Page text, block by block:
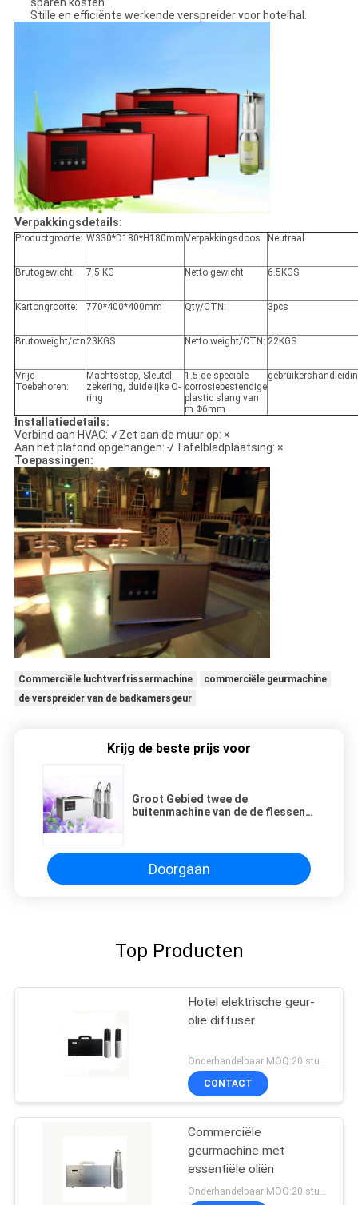
sparen kosten
Stille en efficiënte werkende verspreider voor hotelhal.
Verpakkingsdetails:
Productgrootte: W330*D180*H180mmVerpakkingsdoos Neutraal
Brutogewicht 7,5 KG Netto gewicht 6.5KGS
Kartongrootte: 770*400*400mm Qty/CTN: 3pcs
Brutoweight/ctn 23KGS Netto weight/CTN: 22KGS
Vrije
Toebehoren:
Machtsstop, Sleutel,
zekering, duidelijke O-
ring
1.5 de speciale
corrosiebestendige
plastic slang van
m Φ6mm
Installatiedetails:
Verbind aan HVAC: √ Zet aan de muur op: ×
Aan het plafond opgehangen: √ Tafelbladplaatsing: ×
Toepassingen:
Commerciële luchtverfrissermachine
commerciële geurmachine
de verspreider van de badkamersgeur
Krijg de beste prijs voor
Groot Gebied twee de
buitenmachine van de de flessen
Doorgaan
Top Producten
Hotel elektrische geur-
olie diffuser
Onderhandelbaar MOQ:20 stukken
CONTACT
Commerciële
geurmachine met
essentiële oliën